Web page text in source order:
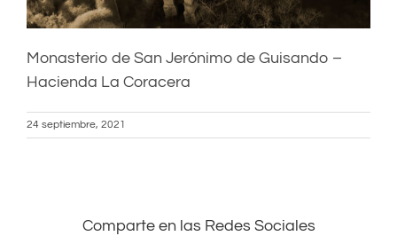
Monasterio de San Jerónimo de Guisando –
Hacienda La Coracera
24 septiembre, 2021
Comparte en las Redes Sociales